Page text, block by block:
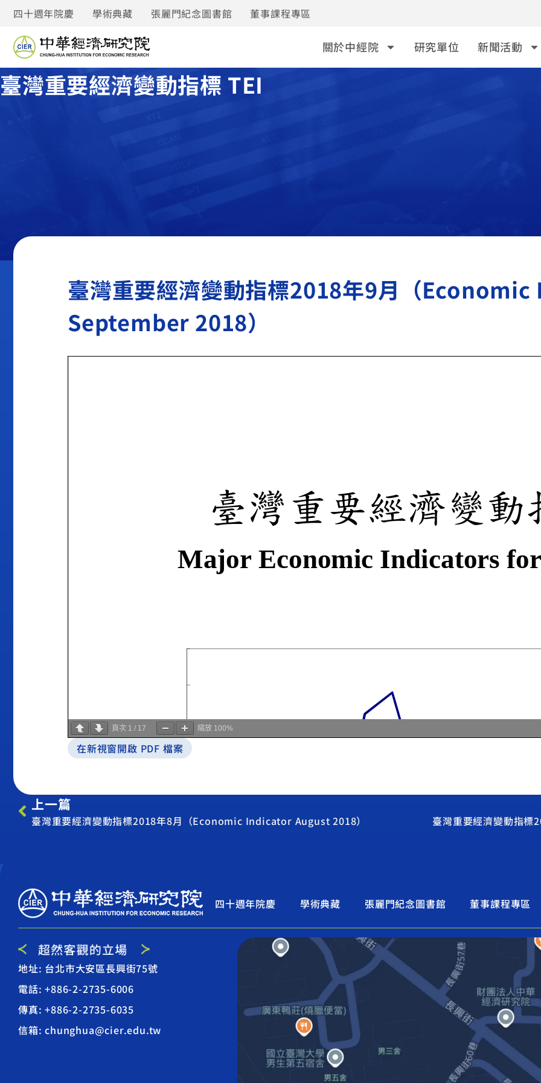
四十週年院慶 學術典藏 張麗門紀念圖書館 董事課程專區
關於中經院 研究單位 新聞活動
臺灣重要經濟變動指標 TEI
臺灣重要經濟變動指標2018年9月（
September 2018）
頁次 1 / 17 縮放 100%
在新視窗開啟 PDF 檔案
上一篇
臺灣重要經濟變動指標2018年8月（Economic Indicator August 2018） 臺灣重要經濟變動指
四十週年院慶 學術典藏 張麗門紀念圖書館 董事課程專區
地址: 台北市大安區長興街75號
電話: +886-2-2735-6006
傳真: +886-2-2735-6035
信箱: chunghua@cier.edu.tw